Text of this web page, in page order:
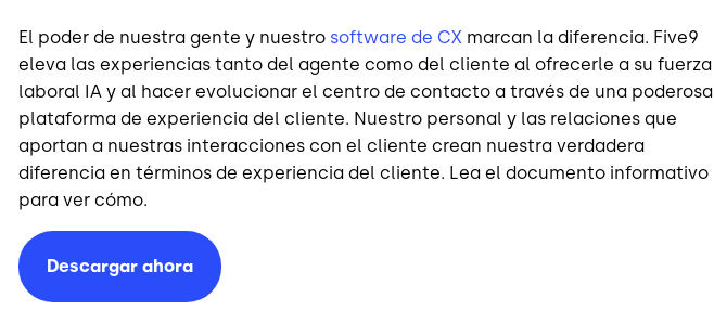
El poder de nuestra gente y nuestro software de CX marcan la diferencia. Five9
eleva las experiencias tanto del agente como del cliente al ofrecerle a su fuerza
laboral IA y al hacer evolucionar el centro de contacto a través de una poderosa
plataforma de experiencia del cliente. Nuestro personal y las relaciones que
aportan a nuestras interacciones con el cliente crean nuestra verdadera
diferencia en términos de experiencia del cliente. Lea el documento informativo
para ver cómo.
Descargar ahora